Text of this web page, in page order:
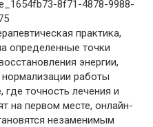
практика,
определенные точки
энергии,
работы
точность лечения и
на первом месте, онлайн-
незаменимым